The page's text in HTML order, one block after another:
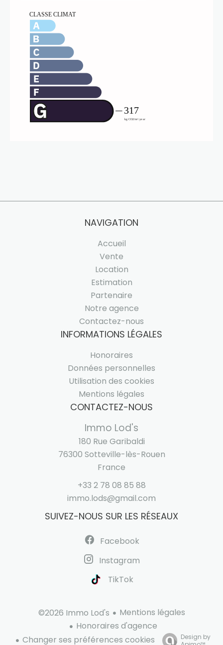
NAVIGATION
Accueil
Vente
Location
Estimation
Partenaire
Notre agence
Contactez-nous
INFORMATIONS LÉGALES
Honoraires
Données personnelles
Utilisation des cookies
Mentions légales
CONTACTEZ-NOUS
Immo Lod's
180 Rue Garibaldi
76300 Sotteville-lès-Rouen
France
+33 2 78 08 85 88
immo.lods@gmail.com
SUIVEZ-NOUS SUR LES RÉSEAUX
Facebook
Instagram
TikTok
©2026 Immo Lod's
Mentions légales
Honoraires d'agence
Changer ses préférences cookies
Design by